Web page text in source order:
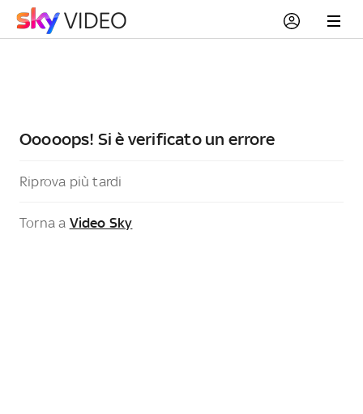
Ooooops! Si è verificato un errore
Riprova più tardi
Torna a Video Sky